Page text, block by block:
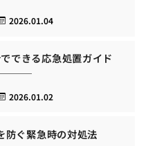
2026.01.04
できる応急処置ガイド
2026.01.02
防ぐ緊急時の対処法